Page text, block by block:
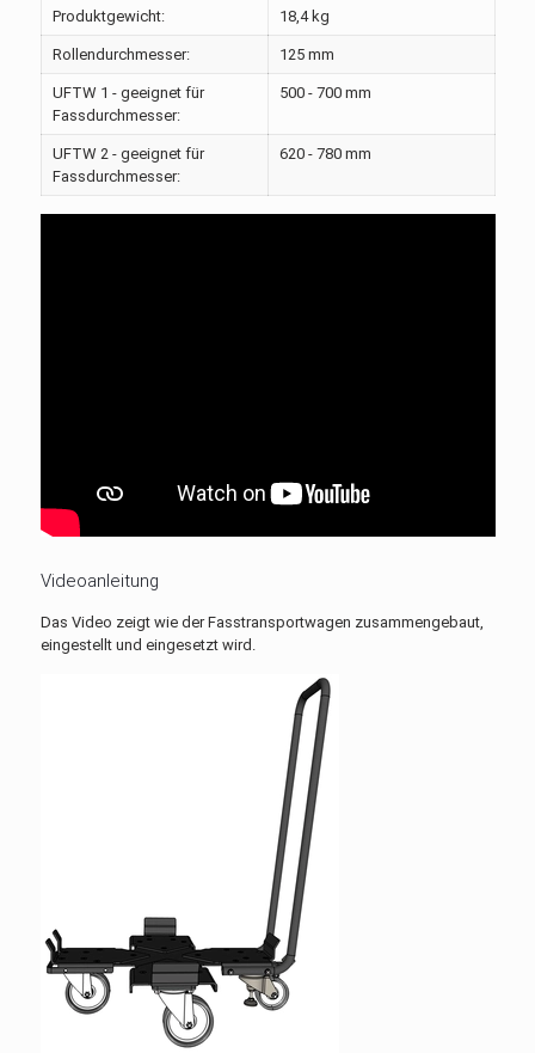
Produktgewicht: 18,4 kg
Rollendurchmesser: 125 mm
UFTW 1 - geeignet für
Fassdurchmesser:
500 - 700 mm
UFTW 2 - geeignet für
Fassdurchmesser:
620 - 780 mm
Videoanleitung
Das Video zeigt wie der Fasstransportwagen zusammengebaut,
eingestellt und eingesetzt wird.